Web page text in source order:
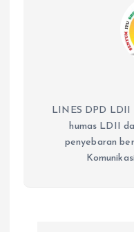
LINES DPD LDII
humas LDII
penyebaran